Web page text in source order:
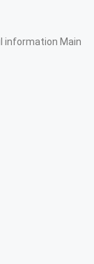
information Main